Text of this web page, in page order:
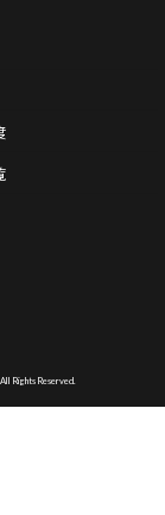
Rights Reserved.